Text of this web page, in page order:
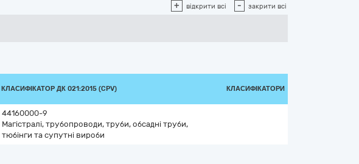
+ відкрити всі - закрити всі
КЛАСИФІКАТОР ДК 021:2015 (CPV) КЛАСИФІКАТОРИ
44160000-9
Магістралі, трубопроводи, труби, обсадні труби,
тюбінги та супутні вироби